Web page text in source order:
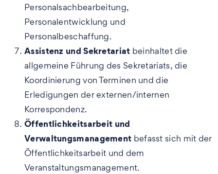
Personalsachbearbeitung,
Personalentwicklung und
Personalbeschaffung.
Assistenz und Sekretariat beinhaltet die
allgemeine Führung des Sekretariats, die
Koordinierung von Terminen und die
Erledigungen der externen/internen
Korrespondenz.
Öffentlichkeitsarbeit und
Verwaltungsmanagement befasst sich mit der
Öffentlichkeitsarbeit und dem
Veranstaltungsmanagement.